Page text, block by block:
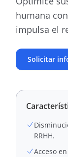
humana
impulsa el
Solicitar
RRHH.
Acceso